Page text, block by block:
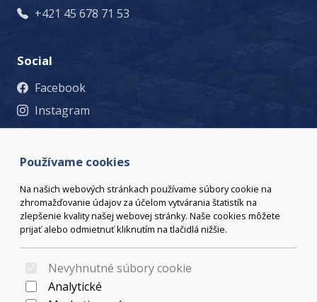
Používame cookies
Na našich webových stránkach používame súbory cookie na
zhromažďovanie údajov za účelom vytvárania štatistík na
zlepšenie kvality našej webovej stránky. Naše cookies môžete
prijať alebo odmietnuť kliknutím na tlačidlá nižšie.
Nevyhnutné súbory cookie
Analytické
+421 45 678 71 53
Social
Facebook
Instagram
nad Hronom, +421 45 678 71 53, msu@ziar.sk,
© 2026 Arrabella s.r.o., mayabella s.r.o., Všetky práva
vyhradené.
Hosting: - Web: